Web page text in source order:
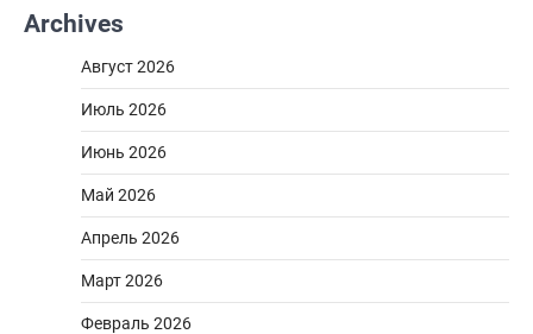
Archives
Август 2026
Июль 2026
Июнь 2026
Май 2026
Апрель 2026
Март 2026
Февраль 2026